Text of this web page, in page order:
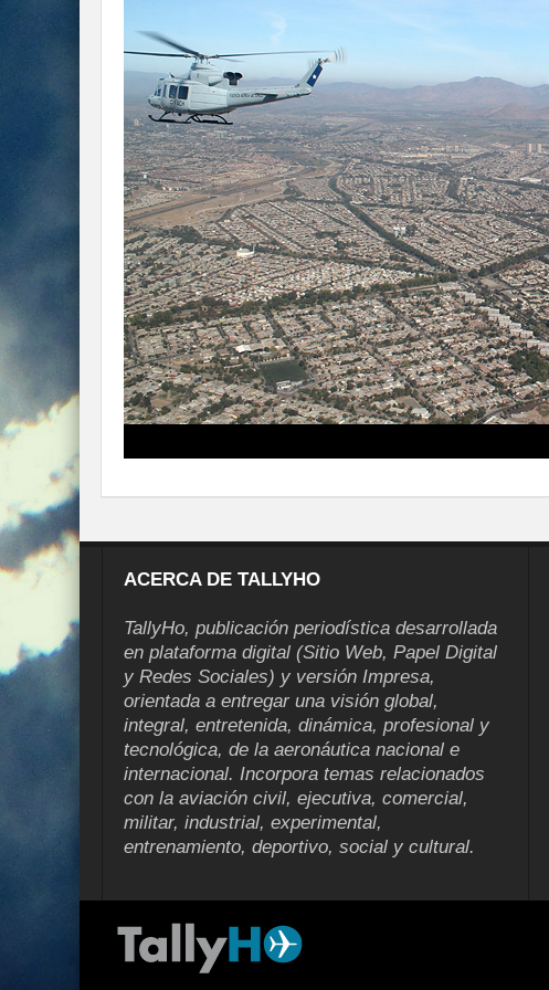
ACERCA DE TALLYHO
TallyHo, publicación periodística desarrollada
en plataforma digital (Sitio Web, Papel Digital
y Redes Sociales) y versión Impresa,
orientada a entregar una visión global,
integral, entretenida, dinámica, profesional y
tecnológica, de la aeronáutica nacional e
internacional. Incorpora temas relacionados
con la aviación civil, ejecutiva, comercial,
militar, industrial, experimental,
entrenamiento, deportivo, social y cultural.